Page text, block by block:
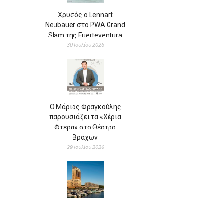
Χρυσός ο Lennart
Neubauer στο PWA Grand
Slam της Fuerteventura
30 Ιουλίου 2026
Ο Μάριος Φραγκούλης
παρουσιάζει τα «Χέρια
Φτερά» στο Θέατρο
Βράχων
29 Ιουλίου 2026